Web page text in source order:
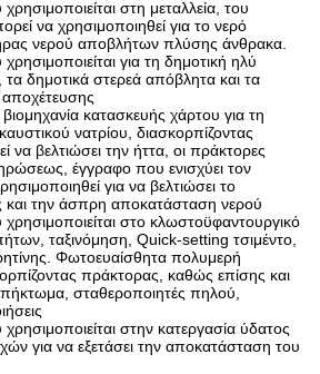
στη μεταλλεία, του
να χρησιμοποιηθεί για το νερό
νερού αποβλήτων πλύσης άνθρακα.
για τη δημοτική ηλύ
δημοτικά στερεά απόβλητα και τα
κατασκευής χάρτου για τη
νατρίου, διασκορπίζοντας
να βελτιώσει την ήττα, οι πράκτορες
έγγραφο που ενισχύει τον
για να βελτιώσει το
και την άσπρη αποκατάσταση νερού
στο κλωστοϋφαντουργικό
ταξινόμηση, Quick-setting τσιμέντο,
Φωτοευαίσθητα πολυμερή
πράκτορας, καθώς επίσης και
σταθεροποιητές πηλού,
στην κατεργασία ύδατος
για να εξετάσει την αποκατάσταση του